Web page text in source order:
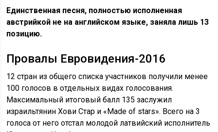
Единственная песня, полностью исполненная
австрийкой не на английском языке, заняла лишь 13
позицию.
Провалы Евровидения-2016
12 стран из общего списка участников получили менее
100 голосов в отдельных видах голосования.
Максимальный итоговый балл 135 заслужил
израильтянин Хови Стар и «Made of stars». Всего на 3
голоса от него отстал молодой латвийский исполнитель